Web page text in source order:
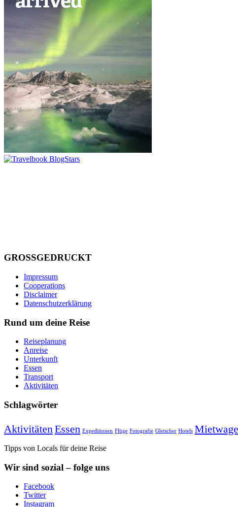
GROSSGEDRUCKT
Impressum
Cooperations
Disclaimer
Datenschutzerklärung
Rund um deine Reise
Reiseplanung
Anreise
Unterkunft
Essen
Transport
Aktivitäten
Schlagwörter
AktivitätenEssen Expeditionen Flüge Fotografie Gletscher Hotels
Tipps von Locals für deine Reise
Wir sind sozial – folge uns
Facebook
Twitter
Instagram